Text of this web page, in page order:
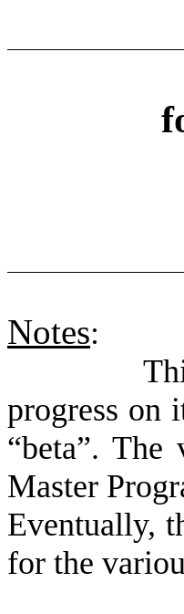
Notes:
progress on
“beta”. The
Master
Eventually,
for the